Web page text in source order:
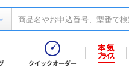
クイックオーダー